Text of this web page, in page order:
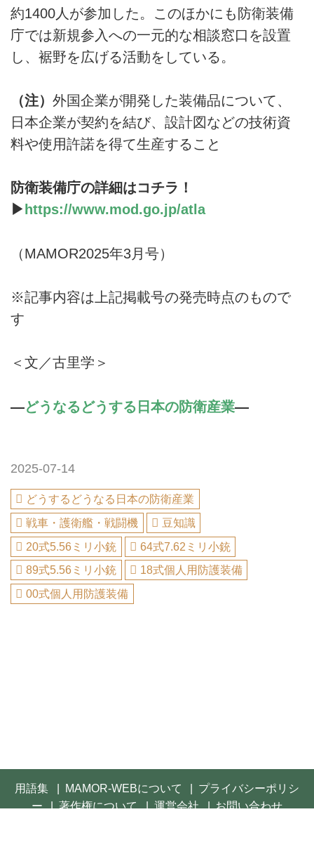
約1400人が参加した。このほかにも防衛装備
庁では新規参入への一元的な相談窓口を設置
し、裾野を広げる活動をしている。
（注） 外国企業が開発した装備品について、
日本企業が契約を結び、設計図などの技術資
料や使用許諾を得て生産すること
防衛装備庁の詳細はコチラ！
▶ https://www.mod.go.jp/atla
（MAMOR2025年3月号）
※記事内容は上記掲載号の発売時点のもので
す
＜文／古里学＞
―どうなるどうする日本の防衛産業―
2025-07-14
どうするどうなる日本の防衛産業
戦車・護衛艦・戦闘機
豆知識
20式5.56ミリ小銃
64式7.62ミリ小銃
89式5.56ミリ小銃
18式個人用防護装備
00式個人用防護装備
用語集 MAMOR-WEBについて
プライバシーポリシ
ー
著作権について 運営会社
お問い合わせ